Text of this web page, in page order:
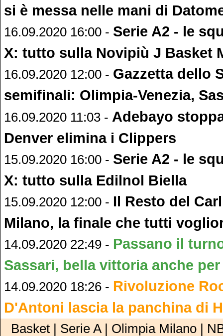
si è messa nelle mani di
16.09.2020 16:00 - Serie A2 - le
X: tutto sulla Novipiù J Basket
16.09.2020 12:00 - Gazzetta dello
semifinali: Olimpia-Venezia,
16.09.2020 11:03 - Adebayo
Denver elimina i Clippers
15.09.2020 16:00 - Serie A2 - le
X: tutto sulla Edilnol Biella
15.09.2020 12:00 - Il Resto del
Milano, la finale che tutti
14.09.2020 22:49 - Passano il
Sassari, bella vittoria anche
14.09.2020 18:26 - Rivoluzione
D'Antoni lascia la panchina di
Basket | Serie A | Olimpia Milano |